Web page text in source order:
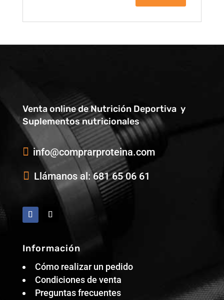
Venta online de Nutrición Deportiva y
Suplementos nutricionales
 info@comprarproteina.com
 Llámanos al: 681 65 06 61
Información
Cómo realizar un pedido
Condiciones de venta
Preguntas frecuentes